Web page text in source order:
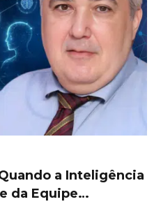
a Inteligência
da Equipe…